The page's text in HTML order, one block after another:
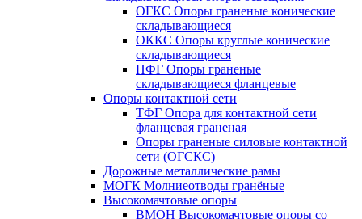
ОГКС Опоры граненые конические
складывающиеся
ОККС Опоры круглые конические
складывающиеся
ПФГ Опоры граненые
складывающиеся фланцевые
Опоры контактной сети
ТФГ Опора для контактной сети
фланцевая граненая
Опоры граненые силовые контактной
сети (ОГСКС)
Дорожные металлические рамы
МОГК Молниеотводы гранёные
Высокомачтовые опоры
ВМОН Высокомачтовые опоры со